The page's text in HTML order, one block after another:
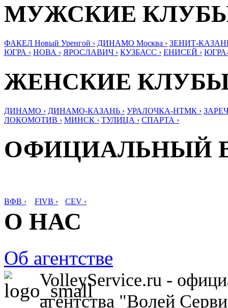
МУЖСКИЕ
ФАКЕЛ Новый Уренгой › ДИНАМО Москва › ЗЕНИТ-
ЮГРА › НОВА › ЯРОСЛАВИЧ › КУЗБАСС › ЕНИСЕЙ ›
ЖЕНСКИЕ
ДИНАМО › ДИНАМО-КАЗАНЬ › УРАЛОЧКА-НТМК ›
ЛОКОМОТИВ › МИНСК › ТУЛИЦА › СПАРТА ›
ОФИЦИАЛЬНЫЙ
ВФВ › FIVB › CEV ›
О НАС
Об агентстве
VolleyService.ru -
агентства "Волей